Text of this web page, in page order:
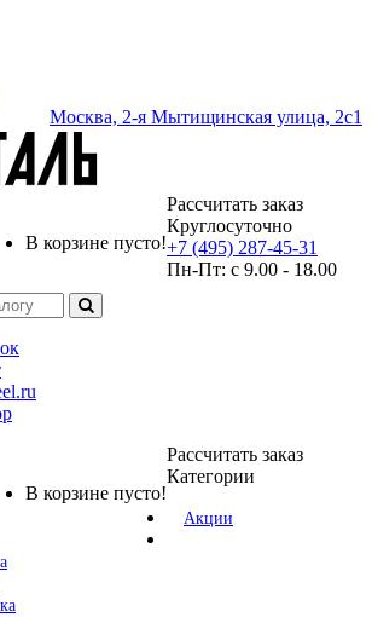
Москва, 2-я Мытищинская улица, 2с1
В корзине пусто!
Рассчитать заказ
Круглосуточно
+7 (495) 287-45-31
Пн-Пт: с 9.00 - 18.00
В корзине пусто!
Рассчитать заказ
Категории
Акции